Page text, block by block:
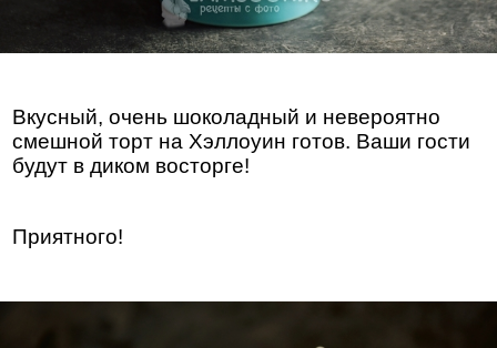
Вкусный, очень шоколадный и невероятно
смешной торт на Хэллоуин готов. Ваши гости
будут в диком восторге!
Приятного!